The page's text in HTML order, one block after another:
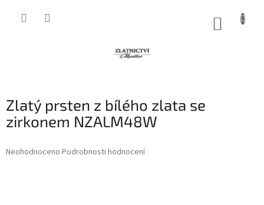
Zlatý prsten z bílého zlata se
zirkonem NZALM48W
Průměrné
Neohodnoceno Podrobnosti hodnocení